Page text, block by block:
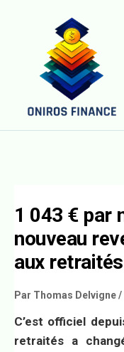
1 043 € par
nouveau
aux
Par Thomas Delvigne/
C’est officiel
retraités a